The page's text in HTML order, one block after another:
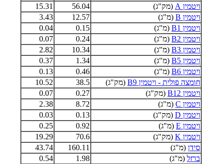
ויטמין A
(מק"ג) 56.04
15.31
ויטמין B
(מ"ג) 12.57
3.43
ויטמין B1
(מ"ג) 0.15
0.04
ויטמין B2
(מ"ג) 0.24
0.07
ויטמין B3
(מ"ג) 10.34
2.82
ויטמין B5
(מ"ג) 1.34
0.37
ויטמין B6
(מ"ג) 0.46
0.13
חומצה פולית - ויטמין B9
(מק"ג) 38.5
10.52
ויטמין B12
(מק"ג) 0.27
0.07
ויטמין C
(מ"ג) 8.72
2.38
ויטמין D
(מק"ג) 0.13
0.03
ויטמין E
(מ"ג) 0.92
0.25
ויטמין K
(מק"ג) 70.6
19.29
סידן (מ"ג) 160.11
43.74
ברזל (מ"ג) 1.98
0.54